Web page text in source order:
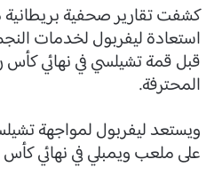
كشفت تقارير صحفية
استعادة ليفربول لخدمات
قبل قمة تشيلسي في نهائي كأس
المحترفة.
ويستعد ليفربول لمواجهة
على ملعب ويمبلي في نهائي كأس